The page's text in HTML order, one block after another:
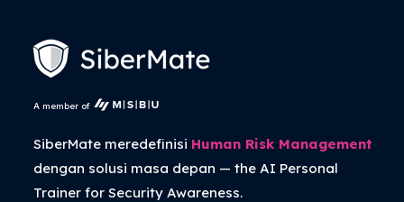
A member of
SiberMate meredefinisi Human Risk Management
dengan solusi masa depan — theAI Personal
Trainerfor Security Awareness.